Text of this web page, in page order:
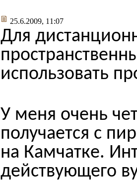
25.6.2009, 11:07
Для
использовать
У меня очень
получается с
на Камчатке.
действующего